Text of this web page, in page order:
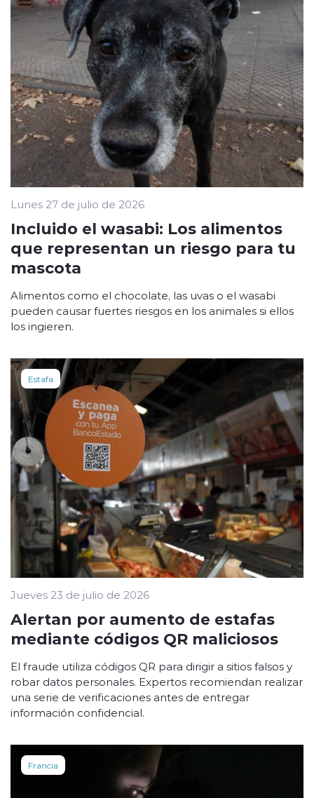
Lunes 27 de julio de 2026
Incluido el wasabi: Los alimentos
que representan un riesgo para tu
mascota
Alimentos como el chocolate, las uvas o el wasabi
pueden causar fuertes riesgos en los animales si ellos
los ingieren.
Estafa
Jueves 23 de julio de 2026
Alertan por aumento de estafas
mediante códigos QR maliciosos
El fraude utiliza códigos QR para dirigir a sitios falsos y
robar datos personales. Expertos recomiendan realizar
una serie de verificaciones antes de entregar
información confidencial.
Francia